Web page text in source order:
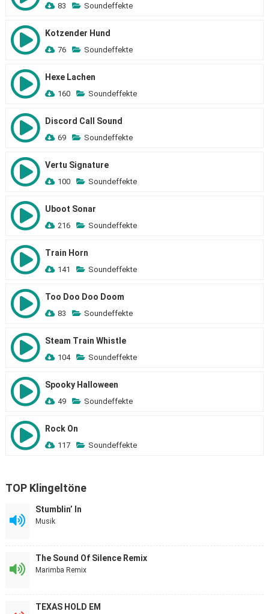
83 Soundeffekte
Kotzender Hund
76 Soundeffekte
Hexe Lachen
160 Soundeffekte
Discord Call Sound
69 Soundeffekte
Vertu Signature
100 Soundeffekte
Uboot Sonar
216 Soundeffekte
Train Horn
141 Soundeffekte
Too Doo Doo Doom
83 Soundeffekte
Steam Train Whistle
104 Soundeffekte
Spooky Halloween
49 Soundeffekte
Rock On
117 Soundeffekte
TOP Klingeltöne
Stumblin’ In
Musik
The Sound Of Silence Remix
Marimba Remix
TEXAS HOLD EM